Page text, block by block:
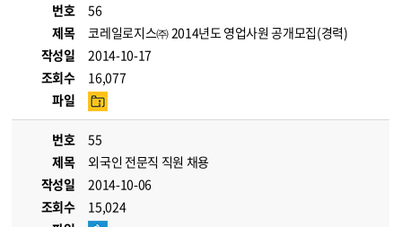
번호
56
제목
코레일로지스㈜ 2014년도 영업사원 공개모집(경력)
작성일
2014-10-17
조회수
16,077
파일
번호
55
제목
외국인 전문직 직원 채용
작성일
2014-10-06
조회수
15,024